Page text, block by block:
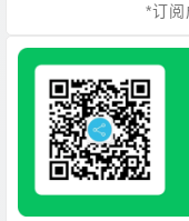
*订阅